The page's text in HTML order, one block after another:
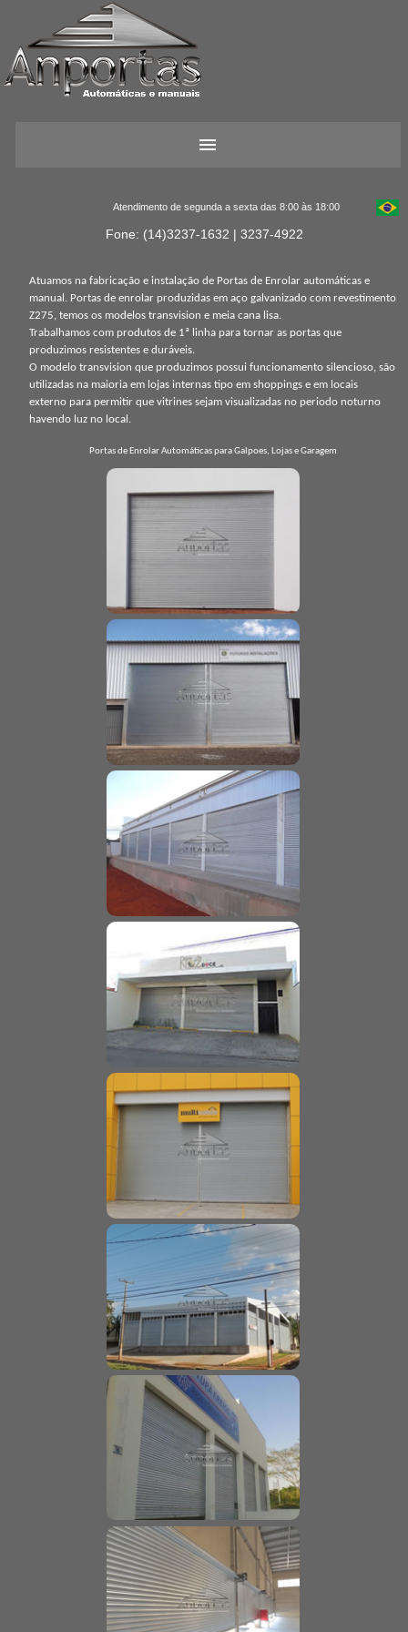
Atendimento de segunda a sexta das 8:00 às 18:00
Fone: (14)3237-1632 | 3237-4922
Atuamos na fabricação e instalação de Portas de Enrolar automáticas e
manual. Portas de enrolar produzidas em aço galvanizado com revestimento
Z275, temos os modelos transvision e meia cana lisa.
Trabalhamos com produtos de 1ª linha para tornar as portas que
produzimos resistentes e duráveis.
O modelo transvision que produzimos possui funcionamento silencioso, são
utilizadas na maioria em lojas internas tipo em shoppings e em locais
externo para permitir que vitrines sejam visualizadas no periodo noturno
havendo luz no local.
Portas de Enrolar Automáticas para Galpoes, Lojas e Garagem